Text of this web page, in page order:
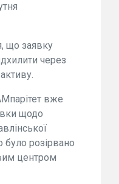
що заявку
через
вже
щодо
було розірвано
центром